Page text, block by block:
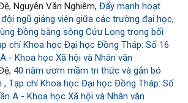
Nguyễn Văn Nghiêm, Đẩy mạnh hoạt
ngũ giảng viên giữa các trường đại học,
Đồng bằng sông Cửu Long trong bối
chí Khoa học Đại học Đồng Tháp: Số 16
- Khoa học Xã hội và Nhân văn
40 năm ươm mầm tri thức và gắn bó
, Tạp chí Khoa học Đại học Đồng Tháp: Số
A - Khoa học Xã hội và Nhân văn